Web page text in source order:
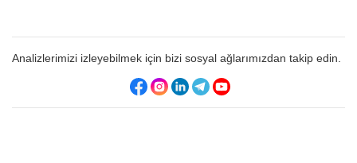
Analizlerimizi izleyebilmek için bizi sosyal ağlarımızdan takip edin.